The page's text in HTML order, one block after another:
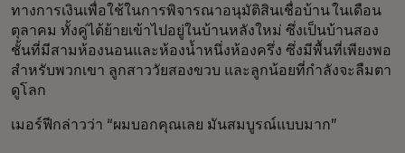
ทางการเงินเพื่อใช้ในการพิจารณาอนุมัติสินเชื่อบ้าน ในเดือน
ตุลาคม ทั้งคู่ได้ย้ายเข้าไปอยู่ในบ้านหลังใหม่ ซึ่งเป็นบ้านสอง
ชั้นที่มีสามห้องนอนและห้องน้ำหนึ่งห้องครึ่ง ซึ่งมีพื้นที่เพียงพอ
สำหรับพวกเขา ลูกสาววัยสองขวบ และลูกน้อยที่กำลังจะลืมตา
ดูโลก
เมอร์ฟีกล่าวว่า “ผมบอกคุณเลย มันสมบูรณ์แบบมาก”